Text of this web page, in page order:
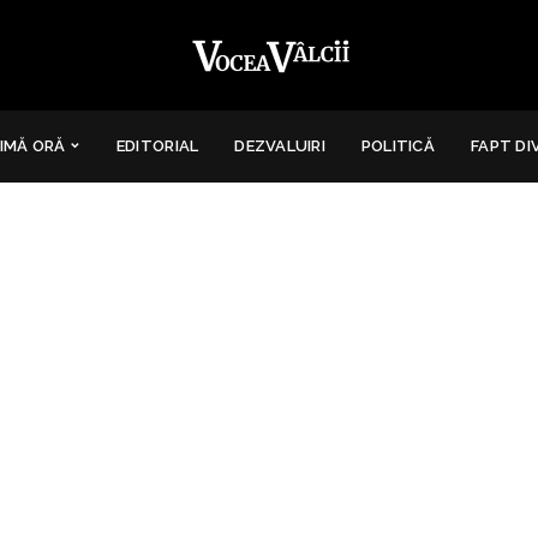
ORĂ EDITORIAL DEZVALUIRI POLITICĂ FAPT